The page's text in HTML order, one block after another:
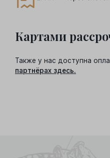
Картами
Также у нас доступна
партнёрах здесь.